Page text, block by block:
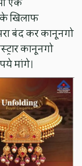
खिलाफ
बंद कर कानूनगो
कानूनगो
मांगे।